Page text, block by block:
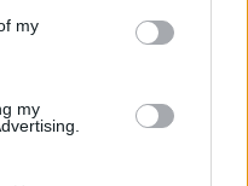
my
my